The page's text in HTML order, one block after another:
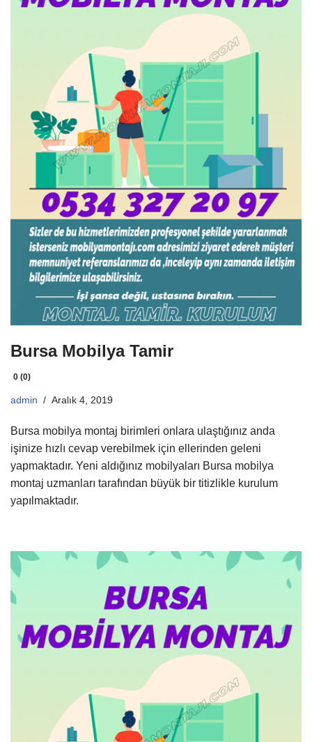
Bursa Mobilya Tamir
0 (0)
admin Aralık 4, 2019
Bursa mobilya montaj birimleri onlara ulaştığınız anda
işinize hızlı cevap verebilmek için ellerinden geleni
yapmaktadır. Yeni aldığınız mobilyaları Bursa mobilya
montaj uzmanları tarafından büyük bir titizlikle kurulum
yapılmaktadır.